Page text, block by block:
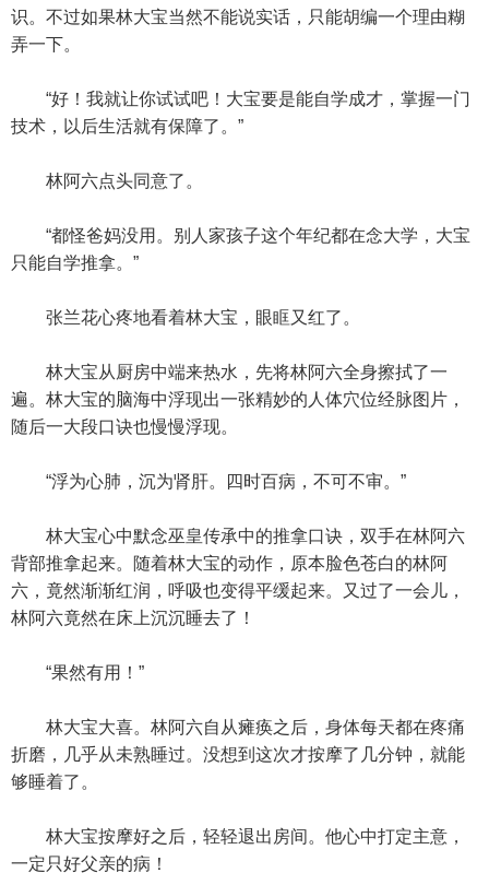
识。不过如果林大宝当然不能说实话，只能胡编一个理由糊
弄一下。
“好！我就让你试试吧！大宝要是能自学成才，掌握一门
技术，以后生活就有保障了。”
林阿六点头同意了。
“都怪爸妈没用。别人家孩子这个年纪都在念大学，大宝
只能自学推拿。”
张兰花心疼地看着林大宝，眼眶又红了。
林大宝从厨房中端来热水，先将林阿六全身擦拭了一
遍。林大宝的脑海中浮现出一张精妙的人体穴位经脉图片，
随后一大段口诀也慢慢浮现。
“浮为心肺，沉为肾肝。四时百病，不可不审。”
林大宝心中默念巫皇传承中的推拿口诀，双手在林阿六
背部推拿起来。随着林大宝的动作，原本脸色苍白的林阿
六，竟然渐渐红润，呼吸也变得平缓起来。又过了一会儿，
林阿六竟然在床上沉沉睡去了！
“果然有用！”
林大宝大喜。林阿六自从瘫痪之后，身体每天都在疼痛
折磨，几乎从未熟睡过。没想到这次才按摩了几分钟，就能
够睡着了。
林大宝按摩好之后，轻轻退出房间。他心中打定主意，
一定只好父亲的病！